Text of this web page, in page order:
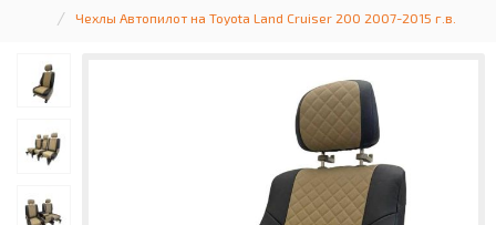
Чехлы Автопилот на Toyota Land Cruiser 200 2007-2015 г.в.